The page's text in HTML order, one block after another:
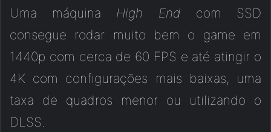
Uma máquina High End com SSD
consegue rodar muito bem o game em
1440p com cerca de 60 FPS e até atingir o
4K com configurações mais baixas, uma
taxa de quadros menor ou utilizando o
DLSS.